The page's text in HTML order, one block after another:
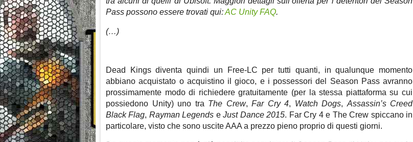
Pass possono essere trovati qui:AC Unity FAQ.
(…)
Dead Kings diventa quindi un Free-LC per tutti quanti, in qualunque momento
abbiano acquistato o acquistino il gioco, e i possessori del Season Pass avranno
prossimamente modo di richiedere gratuitamente (per la stessa piattaforma su cui
possiedono Unity) uno tra The Crew, Far Cry 4, Watch Dogs, Assassin’s Creed
Black Flag, Rayman Legends eJust Dance 2015. Far Cry 4 e The Crew spiccano in
particolare, visto che sono uscite AAA a prezzo pieno proprio di questi giorni.